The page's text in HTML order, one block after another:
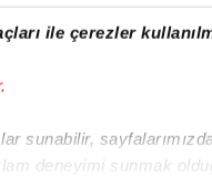
ile çerezler
sunabilir,
deneyimi sunmak